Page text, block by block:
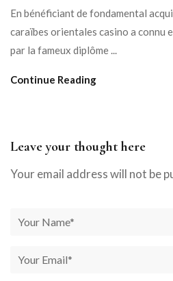
En bénéficiant de fondamental
caraïbes orientales casino a connu
par la fameux diplôme ...
Continue Reading
Leave your thought here
Your email address will not be